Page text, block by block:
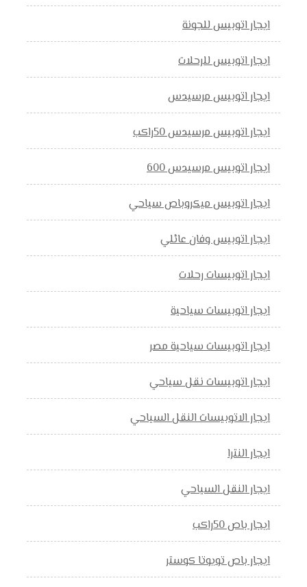
ايجار اتوبيس للجونة
ايجار اتوبيس للرحلات
ايجار اتوبيس مرسيدس
ايجار اتوبيس مرسيدس 50راكب
ايجار اتوبيس مرسيدس 600
ايجار اتوبيس ميكروباص سياحي
ايجار اتوبيس وفان عائلي
ايجار اتوبيسات رحلات
ايجار اتوبيسات سياحية
ايجار اتوبيسات سياحية مصر
ايجار اتوبيسات نقل سياحي
ايجار الاتوبيسات النقل السياحي
ايجار النترا
ايجار النقل السياحي
ايجار باص 50راكب
ايجار باص تويوتا كوستر